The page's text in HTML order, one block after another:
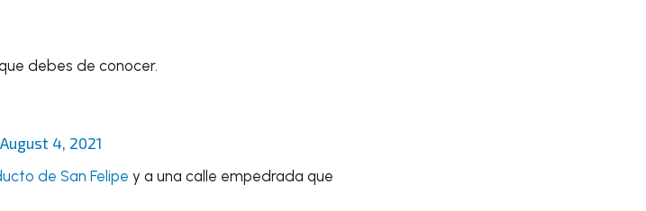
debes de conocer.
August 4, 2021
de San Felipe y a una calle empedrada que